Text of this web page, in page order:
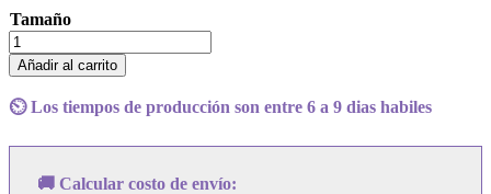
Tamaño
Cuadro
Sparks
-
Interior
Design
Añadir al carrito
⏲️ Los tiempos de producción son entre 6 a 9 dias habiles
🚚 Calcular costo de envío: